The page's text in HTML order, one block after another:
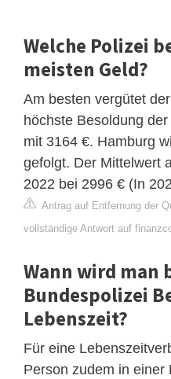
Welche Polizei
meisten Geld?
Am besten vergütet
höchste Besoldung
mit 3164 €. Hamburg
gefolgt. Der Mittelwert
2022 bei 2996 € (In
Antrag auf Entfernung der
vollständige Antwort auf
Wann wird man
Bundespolizei
Lebenszeit?
Für eine
Person zudem in einer